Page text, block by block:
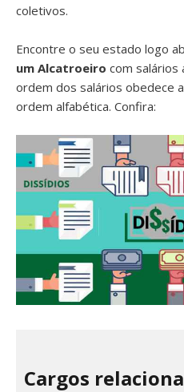
coletivos.
Encontre o seu estado logo
um Alcatroeiro com salários
ordem dos salários obedece
ordem alfabética. Confira:
Cargos